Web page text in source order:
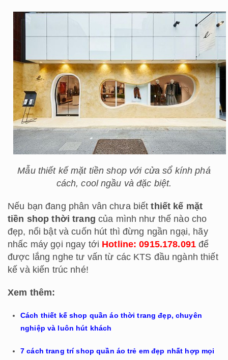
Mẫu thiết kế mặt tiền shop với cửa sổ kính phá
cách, cool ngầu và đặc biệt.
Nếu bạn đang phân vân chưa biết thiết kế mặt
tiền shop thời trang của mình như thế nào cho
đẹp, nổi bật và cuốn hút thì đừng ngần ngại, hãy
nhấc máy gọi ngay tới Hotline: 0915.178.091 để
được lắng nghe tư vấn từ các KTS đầu ngành thiết
kế và kiến trúc nhé!
Xem thêm:
Cách thiết kế shop quần áo thời trang đẹp, chuyên
nghiệp và luôn hút khách
7 cách trang trí shop quần áo trẻ em đẹp nhất hợp mọi